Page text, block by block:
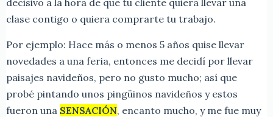
decisivo a la hora de que tu cliente quiera llevar una
clase contigo o quiera comprarte tu trabajo.
Por ejemplo: Hace más o menos 5 años quise llevar
novedades a una feria, entonces me decidí por llevar
paisajes navideños, pero no gusto mucho; así que
probé pintando unos pingüinos navideños y estos
fueron una SENSACIÓN, encanto mucho, y me fue muy